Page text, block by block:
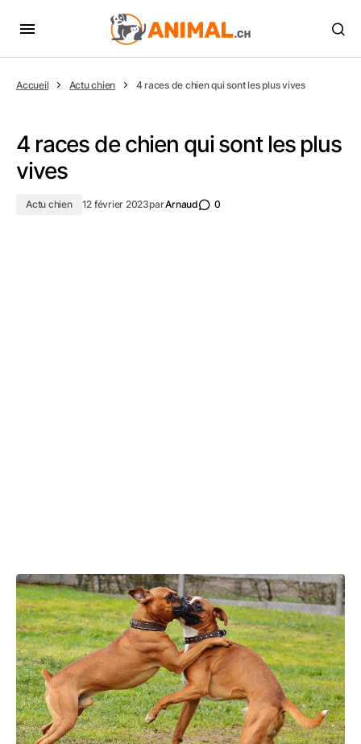
Accueil Actu chien 4 races de chien qui sont les plus vives
4 races de chien qui sont les plus
vives
Actu chien 12 février 2023parArnaud 0